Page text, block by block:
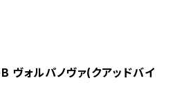
ォルパノヴァ(クアッドバイ